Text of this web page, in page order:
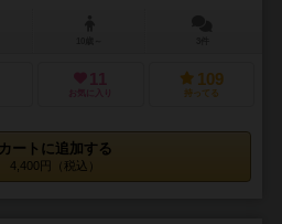
11
お気に入り
109
持ってる
カートに追加する
4,400円（税込）